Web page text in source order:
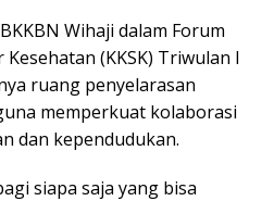
Wihaji dalam Forum
(KKSK) Triwulan I
ruang penyelarasan
memperkuat kolaborasi
dan kependudukan.
siapa saja yang bisa